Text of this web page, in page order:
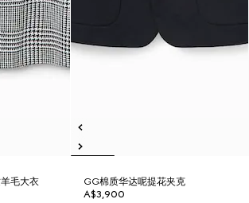
毛大衣
GG棉质华达呢提花夹克
A$3,900